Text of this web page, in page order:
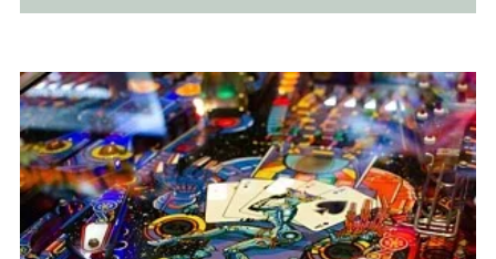
omkring i en värld av nät mellan små stugor på
Här kan de lite yngre barnen leka säkert i vad
som troligen är Nordens största nätpark
både den som vill finslipa sitt spel och den som